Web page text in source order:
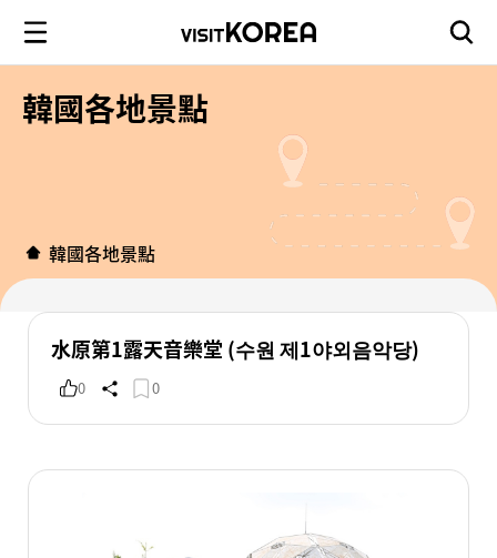
韓國各地景點
韓國各地景點
水原第1露天音樂堂 (수원 제1야외음악당)
0 0